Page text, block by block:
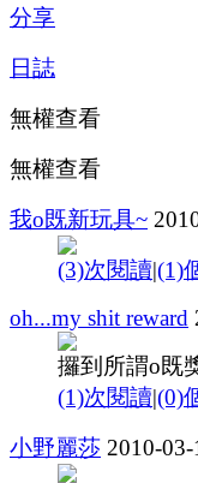
分享
日誌
無權查看
無權查看
我o既新玩具~
(3)次閱讀|(1)
oh...my shit reward
攞到所謂o既
(1)次閱讀|(0)
小野麗莎 2010-03-